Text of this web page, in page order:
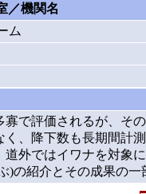
／機関名
ム
で評価されるが、そ
、降下数も長期間計
外ではイワナを対象
)の紹介とその成果の一